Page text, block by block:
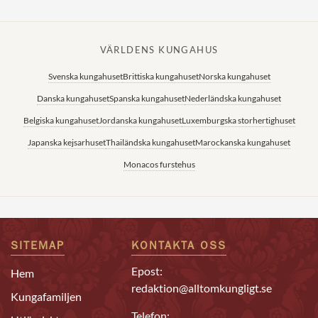
VÄRLDENS KUNGAHUS
Svenska kungahusetBrittiska kungahusetNorska kungahuset
Danska kungahusetSpanska kungahusetNederländska kungahuset
Belgiska kungahusetJordanska kungahusetLuxemburgska storhertighuset
Japanska kejsarhusetThailändska kungahusetMarockanska kungahuset
Monacos furstehus
SITEMAP
Hem
Kungafamiljen
KONTAKTA OSS
Epost:
redaktion@alltomkungligt.se